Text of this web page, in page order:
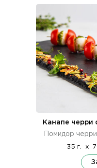
Канапе черри
Помидор
35 г. x